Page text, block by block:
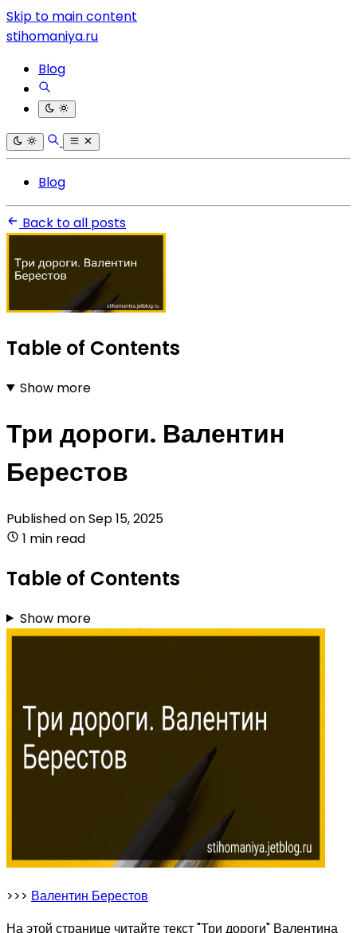
Skip to main content
stihomaniya.ru
Blog
Blog
Back to all posts
Table of Contents
Show more
Три дороги. Валентин
Берестов
Published onSep 15, 2025
1 min read
Table of Contents
Show more
>>> Валентин Берестов
На этой странице читайте текст "Три дороги" Валентина